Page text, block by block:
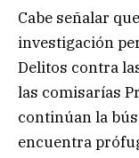
Cabe señalar
investigación
Delitos contra
las comisarías
continúan la
encuentra